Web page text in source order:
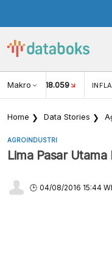
Makro
USD/IDR 18.059
Home Data Stories
AGROINDUSTRI
Lima Pasar
04/08/2016 15:44